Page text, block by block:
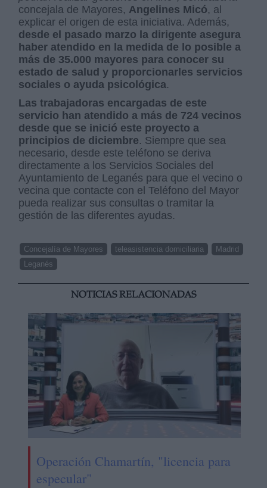
concejala de Mayores, Angelines Micó, al
explicar el origen de esta iniciativa. Además,
desde el pasado marzo la dirigente asegura
haber atendido en la medida de lo posible a
más de 35.000 mayores para conocer su
estado de salud y proporcionarles servicios
sociales o ayuda psicológica.
Las trabajadoras encargadas de este
servicio han atendido a más de 724 vecinos
desde que se inició este proyecto a
principios de diciembre. Siempre que sea
necesario, desde este teléfono se deriva
directamente a los Servicios Sociales del
Ayuntamiento de Leganés para que el vecino o
vecina que contacte con el Teléfono del Mayor
pueda realizar sus consultas o tramitar la
gestión de las diferentes ayudas.
Concejalía de Mayores teleasistencia domiciliaria
Madrid
Leganés
NOTICIAS RELACIONADAS
Operación Chamartín, "licencia para
especular"